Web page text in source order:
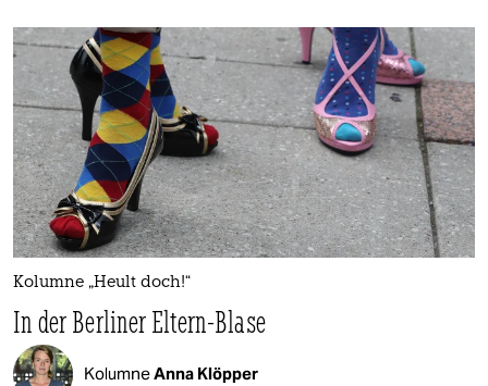
Kolumne „Heult doch!“
In der Berliner Eltern-Blase
KolumneAnna Klöpper